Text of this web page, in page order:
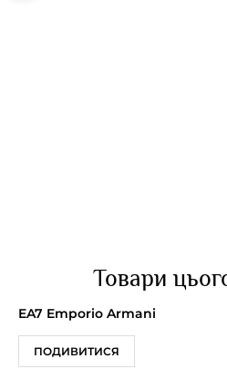
Товари
EA7 Emporio Armani
ПОДИВИТИСЯ